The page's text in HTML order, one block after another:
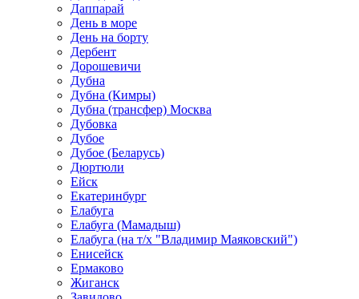
Даппарай
День в море
День на борту
Дербент
Дорошевичи
Дубна
Дубна (Кимры)
Дубна (трансфер) Москва
Дубовка
Дубое
Дубое (Беларусь)
Дюртюли
Ейск
Екатеринбург
Елабуга
Елабуга (Мамадыш)
Елабуга (на т/х "Владимир Маяковский")
Енисейск
Ермаково
Жиганск